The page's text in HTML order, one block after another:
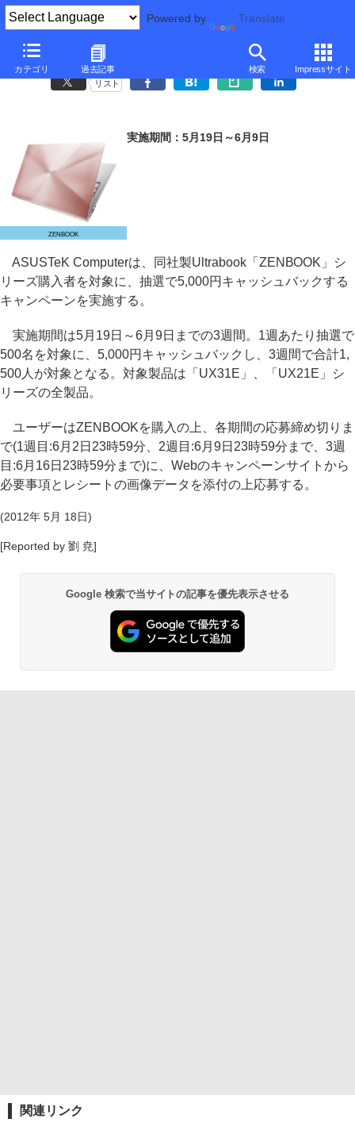
Powered by Translate
カテゴリ 過去記事 検索 Impressサイト
ASUSTeK、ZENBOOK購入で5,000円抽選キャッシュバック
リスト
ZENBOOK
実施期間：5月19日～6月9日
ASUSTeK Computerは、同社製Ultrabook「ZENBOOK」シ
リーズ購入者を対象に、抽選で5,000円キャッシュバックする
キャンペーンを実施する。
実施期間は5月19日～6月9日までの3週間。1週あたり抽選で
500名を対象に、5,000円キャッシュバックし、3週間で合計1,
500人が対象となる。対象製品は「UX31E」、「UX21E」シ
リーズの全製品。
ユーザーはZENBOOKを購入の上、各期間の応募締め切りま
で(1週目:6月2日23時59分、2週目:6月9日23時59分まで、3週
目:6月16日23時59分まで)に、Webのキャンペーンサイトから
必要事項とレシートの画像データを添付の上応募する。
(2012年 5月 18日)
[Reported by 劉 尭]
Google 検索で当サイトの記事を優先表示させる
関連リンク